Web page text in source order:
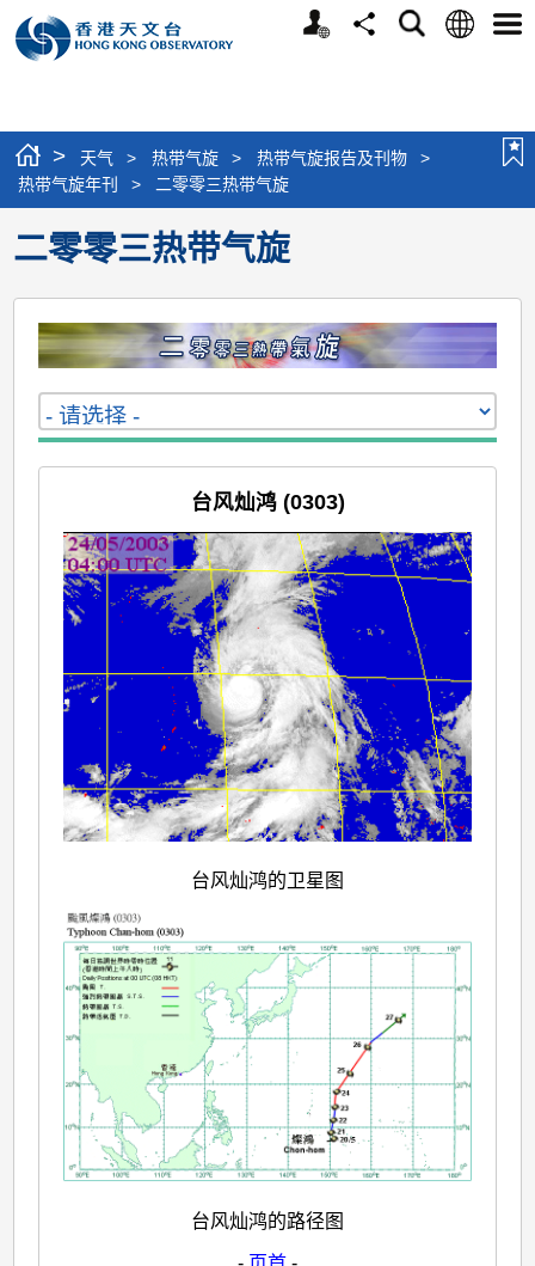
个
分
搜
语
选
> 天气 > 热带气旋 > 热带气旋报告及刊物
>
热带气旋年刊
> 二零零三热带气旋
二零零三热带气旋
台风灿鸿 (0303)
台风灿鸿的卫星图
台风灿鸿的路径图